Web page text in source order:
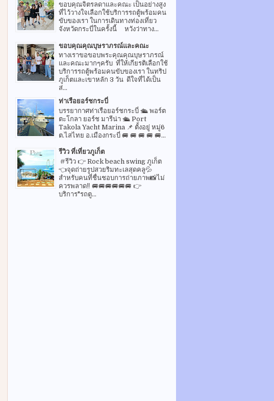
ขอบคุณจิตรลดาและคณะ เป็นอย่างสูง
ที่ไว้วางใจเลือกใช้บริการรถตู้พร้อมคน
ขับของเรา ในการเดินทางท่องเที่ยว
จังหวัดกระบี่ในครั้งนี้ หวังว่าทาง...
ขอบคุณคุณบุษราภรณ์และคณะ
ทางเราขอขอบพระคุณคุณบุษราภรณ์
และคณะมากๆครับ ที่ให้เกียรติเลือกใช้
บริการรถตู้พร้อมคนขับของเรา ในทริป
ภูเก็ตและเขาหลัก 3 วัน ดีใจที่ได้เป็น
ส่...
ท่าเรือยอร์ชกระบี่
บรรยากาศท่าเรือยอร์ชกระบี่ 🛳 พอร์ต
ตะโกลา ยอร์ช มารีน่า 🛳 Port
Takola Yacht Marina 📌 ตั้งอยู่ หมู่6
ต.ไสไทย อ.เมืองกระบี่ 🚐 🚐 🚐 🚐 🚐...
รีวิว ที่เที่ยวภูเก็ต
#รีวิว 👉 Rock beach swing ภูเก็ต
👈จุดถ่ายรูปสวยริมทะเลสุดคลู💦
สำหรับคนที่ชื่นชอบการถ่ายภาพ📸ไม่
ควรพลาด‼️ 🚐🚐🚐🚐🚐🚐 👉
บริการ"รถตู...